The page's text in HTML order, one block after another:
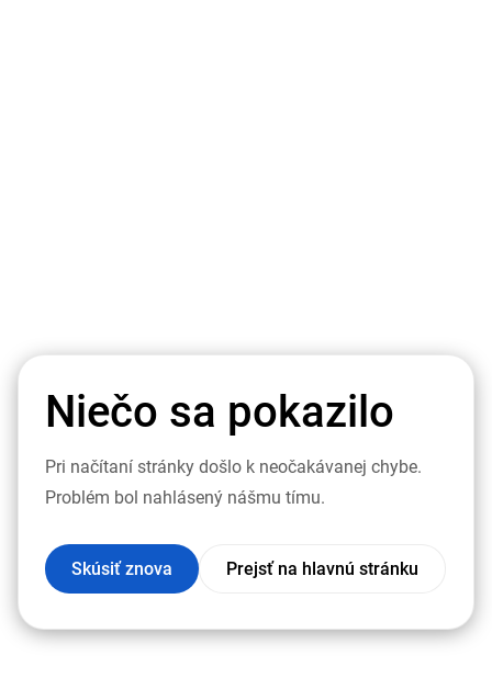
Niečo sa pokazilo
Pri načítaní stránky došlo k neočakávanej chybe.
Problém bol nahlásený nášmu tímu.
Skúsiť znova Prejsť na hlavnú stránku